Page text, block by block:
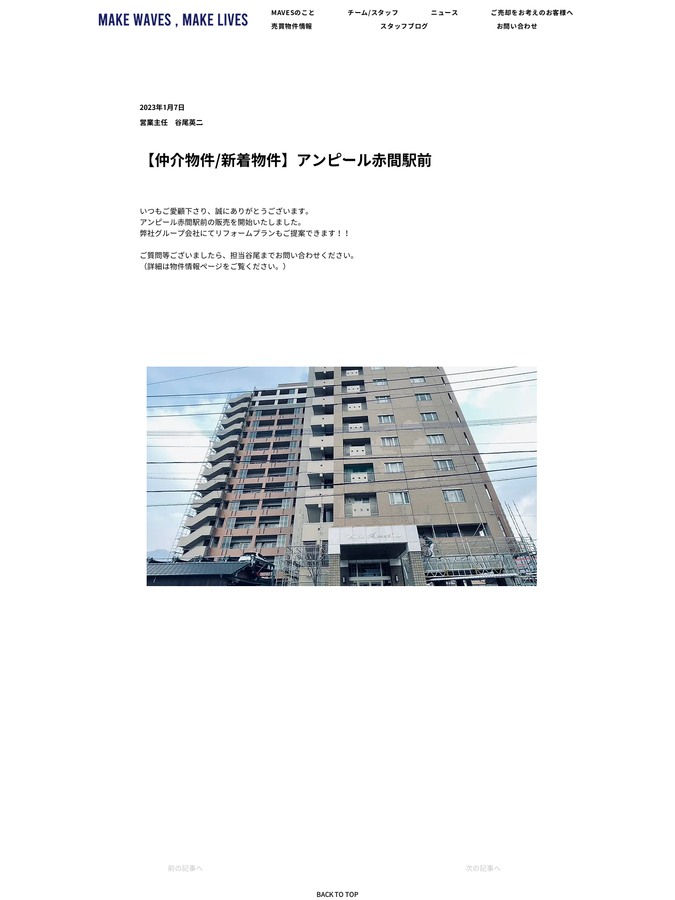
MAVESのこと チーム/スタッフ ニュース
ご売却をお考えのお客様へ
売買物件情報
スタッフブログ お問い合わせ
2023年1月7日
営業主任 谷尾英二
【仲介物件/新着物件】アンピール赤間駅前
いつもご愛顧下さり、誠にありがとうございます。
アンピール赤間駅前の販売を開始いたしました。
弊社グループ会社にてリフォームプランもご提案できます！！
ご質問等ございましたら、担当谷尾までお問い合わせください。
（詳細は物件情報ページをご覧ください。）
前の記事へ 次の記事へ
BACK TO TOP